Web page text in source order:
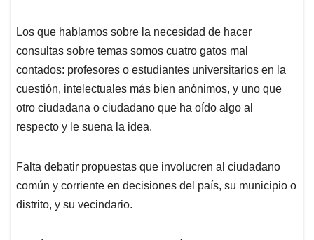
Los que hablamos sobre la necesidad de hacer
consultas sobre temas somos cuatro gatos mal
contados: profesores o estudiantes universitarios en la
cuestión, intelectuales más bien anónimos, y uno que
otro ciudadana o ciudadano que ha oído algo al
respecto y le suena la idea.
Falta debatir propuestas que involucren al ciudadano
común y corriente en decisiones del país, su municipio o
distrito, y su vecindario.